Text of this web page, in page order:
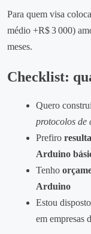
Para quem visa
médio +R$ 3 000)
meses.
Checklist:
Quero
protocolos de
Prefiro
Arduino
Tenho
Arduino
Estou
em empresas